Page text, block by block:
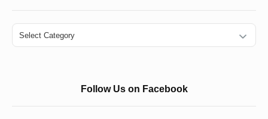
Categories
Follow Us on Facebook